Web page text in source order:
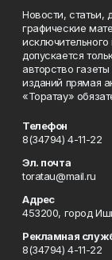
Новости, статьи,
графические
исключительного
допускается
авторство
изданий прямая
«Торатау»
Телефон
8(34794) 4-11-22
Эл. почта
toratau@mail.ru
Адрес
453200, город
Рекламная
8(34794) 4-11-22